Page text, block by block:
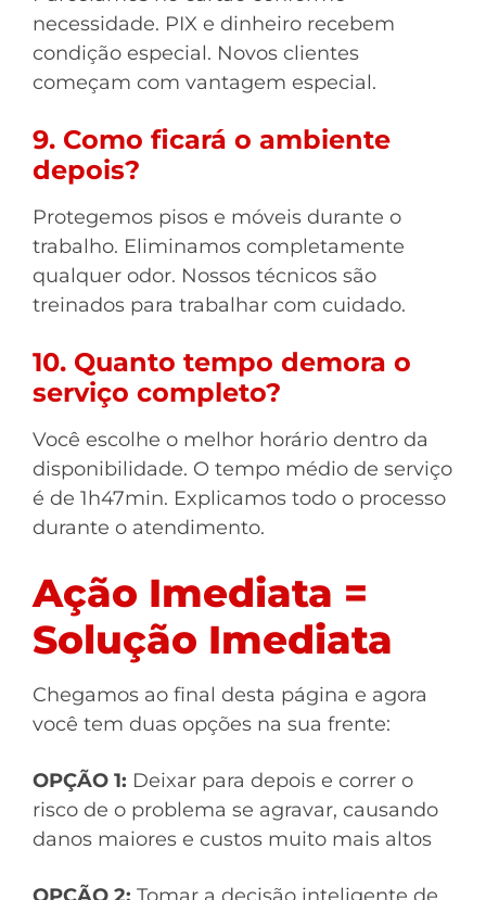
necessidade. PIX e dinheiro recebem
condição especial. Novos clientes
começam com vantagem especial.
9. Como ficará o ambiente
depois?
Protegemos pisos e móveis durante o
trabalho. Eliminamos completamente
qualquer odor. Nossos técnicos são
treinados para trabalhar com cuidado.
10. Quanto tempo demora o
serviço completo?
Você escolhe o melhor horário dentro da
disponibilidade. O tempo médio de serviço
é de 1h47min. Explicamos todo o processo
durante o atendimento.
Ação Imediata =
Solução Imediata
Chegamos ao final desta página e agora
você tem duas opções na sua frente:
OPÇÃO 1: Deixar para depois e correr o
risco de o problema se agravar, causando
danos maiores e custos muito mais altos